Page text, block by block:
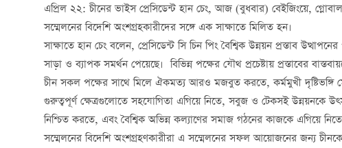
এপ্রিল ২২: চীনের ভাইস প্রেসিডেন্ট হান চেং, আজ (বুধবার) বেইজিংয়ে,
সম্মেলনের বিদেশি অংশগ্রহকারীদের সঙ্গে এক সাক্ষাতে মিলিত হন।
সাক্ষাতে হান চেং বলেন, প্রেসিডেন্ট সি চিন পিং বৈশ্বিক উন্নয়ন প্রস্তাব
সাড়া ও ব্যাপক সমর্থন পেয়েছে। বিভিন্ন পক্ষের যৌথ প্রচেষ্টায় প্রস্তাবের
চীন সকল পক্ষের সাথে মিলে ঐকমত্য আরও মজবুত করতে, কর্মমুখী দৃষ্টিভঙ্গি
গুরুত্বপূর্ণ ক্ষেত্রগুলোতে সহযোগিতা এগিয়ে নিতে, সবুজ ও টেকসই উন্নয়নকে
নিশ্চিত করতে, এবং বৈশ্বিক অভিন্ন কল্যাণের সমাজ গঠনের কাজকে এগিয়ে নিতে
সম্মেলনের বিদেশি অংশগ্রহণকারীরা এ সম্মেলনের সফল আয়োজনের জন্য চীনকে